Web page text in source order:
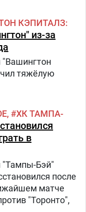
В Вашингтоне
—
ему во время
Ольга
во время. В ходе
в Киеве
КЭПИТАЛЗ
из-за
тяжёлую
ХК ТАМПА-
в
Бэй"
после
матче
"Торонто",